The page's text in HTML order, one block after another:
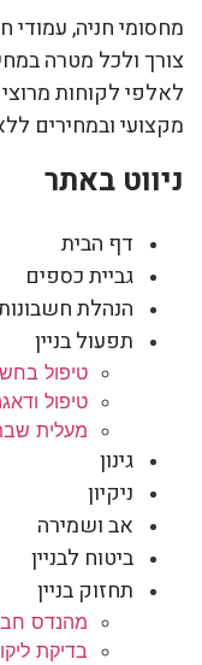
מחסומי חניה, עמודי
צורך ולכל מטרה
לאלפי לקוחות
מקצועי ובמחירים
ניווט באתר
דף הבית
גביית כספים
הנהלת חשבונות
תפעול בניין
טיפול
טיפול
מעלית
גינון
ניקיון
אב ושמירה
ביטוח לבניין
תחזוק בניין
מהנדס
בדיקת